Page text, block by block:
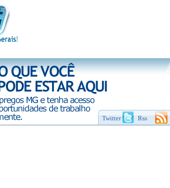
Twitter Rss